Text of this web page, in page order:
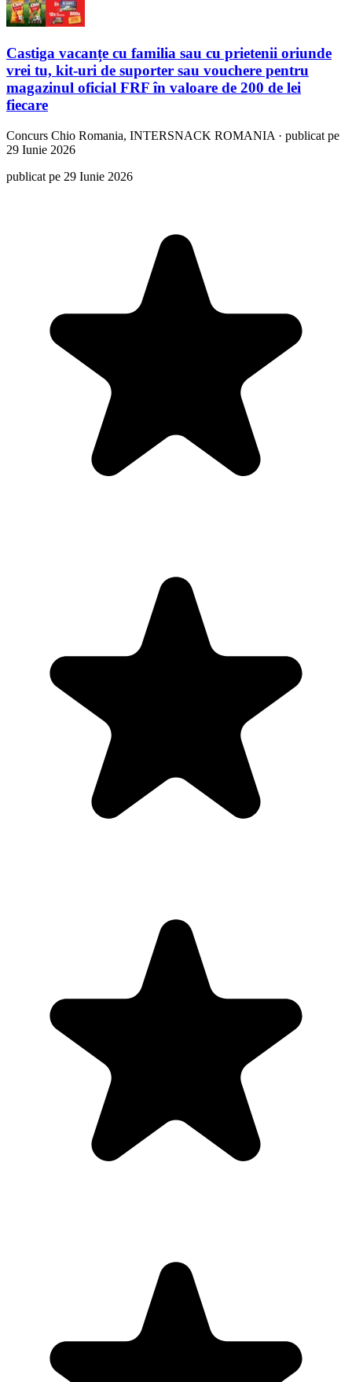
Castiga vacanțe cu familia sau cu prietenii oriunde
vrei tu, kit-uri de suporter sau vouchere pentru
magazinul oficial FRF în valoare de 200 de lei
fiecare
Concurs Chio Romania, INTERSNACK ROMANIA · publicat pe
29 Iunie 2026
publicat pe 29 Iunie 2026